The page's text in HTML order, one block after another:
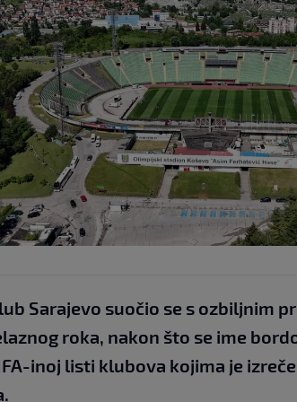
Sarajevo suočio se s ozbiljnim
roka, nakon što se ime
inoj listi klubova kojima je